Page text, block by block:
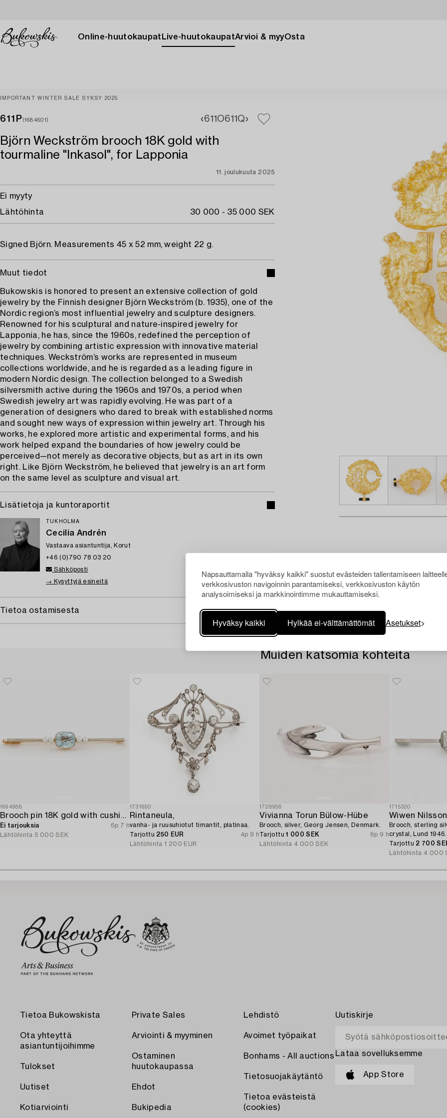
Napsauttamalla "hyväksy kaikki" suostut evästeiden tallentamiseen
verkkosivuston navigoinnin parantamiseksi, verkkosivuston käytön
analysoimiseksi ja markkinointimme mukauttamiseksi.
Hyväksy kaikki Hylkää ei-välttämättömät Asetukset
Online-huutokaupat Live-huutokaupatArvioi & myyOsta
IMPORTANT WINTER SALE SYKSY 2025
611P (1684601) 611O611Q
Björn Weckström brooch 18K gold with
tourmaline "Inkasol", for Lapponia
11. joulukuuta 2025
Ei myyty
Lähtöhinta
30 000 - 35 000 SEK
Signed Björn. Measurements 45 x 52 mm, weight 22 g.
Muut tiedot
Bukowskis is honored to present an extensive collection of gold
jewelry by the Finnish designer Björn Weckström (b. 1935), one of the
Nordic region’s most influential jewelry and sculpture designers.
Renowned for his sculptural and nature-inspired jewelry for
Lapponia, he has, since the 1960s, redefined the perception of
jewelry by combining artistic expression with innovative material
techniques. Weckström’s works are represented in museum
collections worldwide, and he is regarded as a leading figure in
modern Nordic design. The collection belonged to a Swedish
silversmith active during the 1960s and 1970s, a period when
Swedish jewelry art was rapidly evolving. He was part of a
generation of designers who dared to break with established norms
and sought new ways of expression within jewelry art. Through his
works, he explored more artistic and experimental forms, and his
work helped expand the boundaries of how jewelry could be
perceived—not merely as decorative objects, but as art in its own
right. Like Björn Weckström, he believed that jewelry is an art form
on the same level as sculpture and visual art.
Lisätietoja ja kuntoraportit
TUKHOLMA
Cecilia Andrén
Vastaava asiantuntija, Korut
+46 (0)790 78 03 20
Sähköposti
→ Kysyttyjä esineitä
Tietoa ostamisesta
Muiden katsomia kohteita
1694988
Brooch pin 18K gold with cushion-cut aquamarine and seed pearls.
Ei tarjouksia
6p 7 h
Lähtöhinta 5 000 SEK
1731650
Rintaneula,
vanha- ja ruusuhiotut timantit, platinaa.
Tarjottu 250 EUR
4p 9 h
Lähtöhinta 1 200 EUR
1728958
Vivianna Torun Bülow-Hübe
Brooch, silver, Georg Jensen, Denmark.
Tarjottu1 000 SEK
6p 9 h
Lähtöhinta 4 000 SEK
1715320
Wiwen Nilsson
Brooch, sterling
crystal, Lund 1946.
Tarjottu 2 700
Lähtöhinta 4 000
Tietoa Bukowskista
Ota yhteyttä
asiantuntijoihimme
Tulokset
Uutiset
Kotiarviointi
Private Sales
Arviointi & myyminen
Ostaminen
huutokaupassa
Ehdot
Bukipedia
Lehdistö
Avoimet työpaikat
Bonhams - All auctions
Tietosuojakäytäntö
Tietoa evästeistä
(cookies)
Uutiskirje
Lataa sovelluksemme
App Store